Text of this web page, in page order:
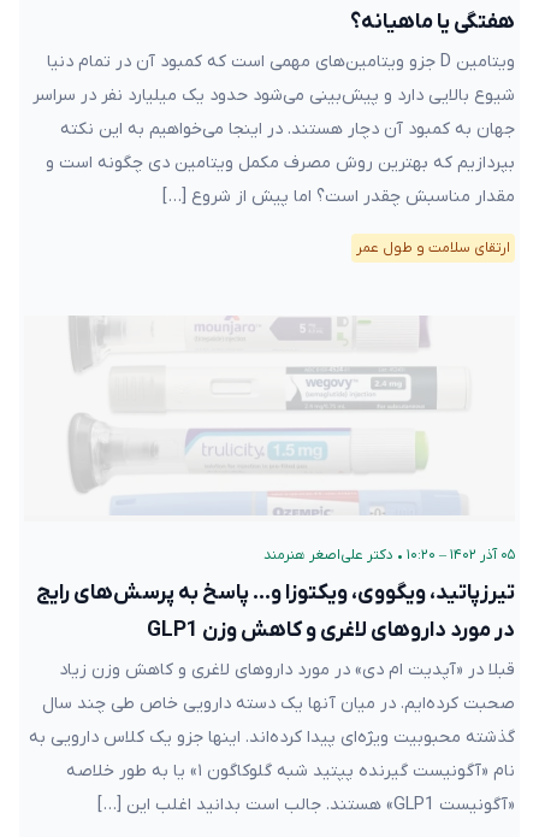
هفتگی یا ماهیانه؟
ویتامین D جزو ویتامین‌های مهمی است که کمبود آن در تمام دنیا
شیوع بالایی دارد و پیش‌بینی می‌شود حدود یک میلیارد نفر در سراسر
جهان به کمبود آن دچار هستند. در اینجا می‌خواهیم به این نکته
بپردازیم که بهترین روش مصرف مکمل ویتامین دی چگونه است و
مقدار مناسبش چقدر است؟ اما پیش از شروع […]
ارتقای سلامت و طول عمر
۰۵ آذر ۱۴۰۲ – ۱۰:۲۰ • دکتر علی‌اصغر هنرمند
تیرزپاتید، ویگووی، ویکتوزا و… پاسخ به پرسش‌های رایج
در مورد داروهای لاغری و کاهش وزن GLP1
قبلا در «آپدیت ام دی» در مورد داروهای لاغری و کاهش وزن زیاد
صحبت کرده‌ایم. در میان آنها یک دسته دارویی خاص طی چند سال
گذشته محبوبیت ویژه‌ای پیدا کرده‌اند. اینها جزو یک کلاس دارویی به
نام «آگونیست گیرنده پپتید شبه گلوکاگون ۱» یا به طور خلاصه
«آگونیست GLP1» هستند. جالب است بدانید اغلب این […]